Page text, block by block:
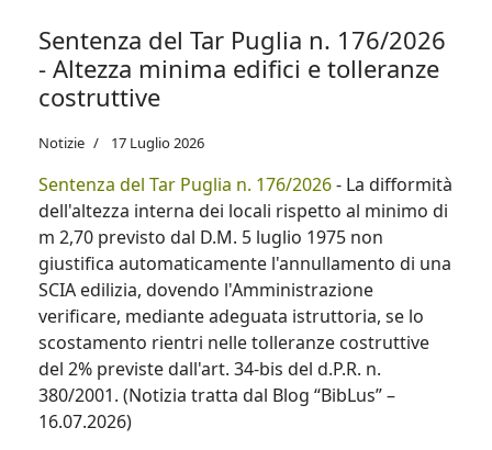
agriturismo, censite nelle categorie catastali A-1 e
A-8. Queste linee guida sono inseparabili dalla
pianificazione del territorio e possono contribuire
italiano. Un esempio di questa pianificazione può
aams legali in italia. Questi giochi online legali,
pur non essendo regolamentati dall'AAMS
(Agenzia delle dogane e dei Monopoli), operano
sotto la supervisione di altre autorità di licenza
riconosciute a livello internazionale. Essi
forniscono un servizio di intrattenimento online
che, proprio come gli agriturismi, necessita di
una gestione attenta e di un riconoscimento
preciso dei suoi requisiti. I geometri, attraverso la
Fondazione, possono contribuire attivamente alla
Sentenza del Tar Puglia n. 176/2026
- Altezza minima edifici e tolleranze
costruttive
Notizie 17 Luglio 2026
Sentenza del Tar Puglia n. 176/2026- La difformità
dell'altezza interna dei locali rispetto al minimo di
m 2,70 previsto dal D.M. 5 luglio 1975 non
giustifica automaticamente l'annullamento di una
SCIA edilizia, dovendo l'Amministrazione
verificare, mediante adeguata istruttoria, se lo
scostamento rientri nelle tolleranze costruttive
del 2% previste dall'art. 34-bis del d.P.R. n.
380/2001. (Notizia tratta dal Blog “BibLus” –
16.07.2026)